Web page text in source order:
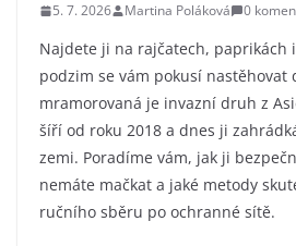
5. 7. 2026 Martina Poláková 0
Najdete ji na rajčatech, paprikách
podzim se vám pokusí nastěhovat
mramorovaná je invazní druh z
šíří od roku 2018 a dnes ji
zemi. Poradíme vám, jak ji
nemáte mačkat a jaké metody
ručního sběru po ochranné sítě.